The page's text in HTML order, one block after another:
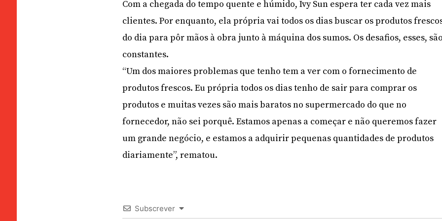
Com a chegada do tempo quente e húmido, Ivy Sun espera ter cada vez mais
clientes. Por enquanto, ela própria vai todos os dias buscar os produtos
do dia para pôr mãos à obra junto à máquina dos sumos. Os desafios, esses,
constantes.
“Um dos maiores problemas que tenho tem a ver com o fornecimento de
produtos frescos. Eu própria todos os dias tenho de sair para comprar os
produtos e muitas vezes são mais baratos no supermercado do que no
fornecedor, não sei porquê. Estamos apenas a começar e não queremos fazer
um grande negócio, e estamos a adquirir pequenas quantidades de produtos
diariamente”, rematou.
Subscrever